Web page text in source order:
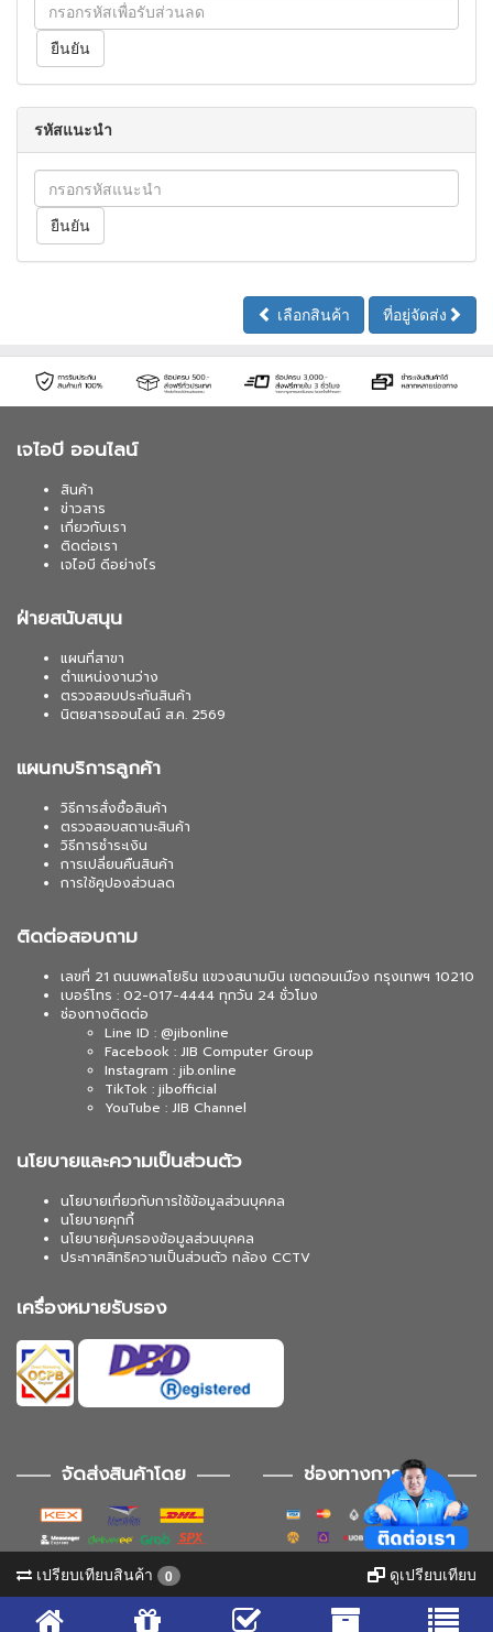
รหัสแนะนำ
เลือกสินค้า ที่อยู่จัดส่ง
เจไอบี ออนไลน์
สินค้า
ข่าวสาร
เกี่ยวกับเรา
ติดต่อเรา
เจไอบี ดีอย่างไร
ฝ่ายสนับสนุน
แผนที่สาขา
ตำแหน่งงานว่าง
ตรวจสอบประกันสินค้า
นิตยสารออนไลน์ ส.ค. 2569
แผนกบริการลูกค้า
วิธีการสั่งซื้อสินค้า
ตรวจสอบสถานะสินค้า
วิธีการชำระเงิน
การเปลี่ยนคืนสินค้า
การใช้คูปองส่วนลด
ติดต่อสอบถาม
เลขที่ 21 ถนนพหลโยธิน แขวงสนามบิน เขตดอนเมือง กรุงเทพฯ 10210
เบอร์โทร : 02-017-4444 ทุกวัน 24 ชั่วโมง
ช่องทางติดต่อ
Line ID : @jibonline
Facebook : JIB Computer Group
Instagram : jib.online
TikTok : jibofficial
YouTube : JIB Channel
นโยบายและความเป็นส่วนตัว
นโยบายเกี่ยวกับการใช้ข้อมูลส่วนบุคคล
นโยบายคุกกี้
นโยบายคุ้มครองข้อมูลส่วนบุคคล
ประกาศสิทธิความเป็นส่วนตัว กล้อง CCTV
เครื่องหมายรับรอง
จัดส่งสินค้าโดย ช่องทางการชำระ
ช่องทางการติดตาม
เปรียบเทียบสินค้า 0 ดูเปรียบเทียบ